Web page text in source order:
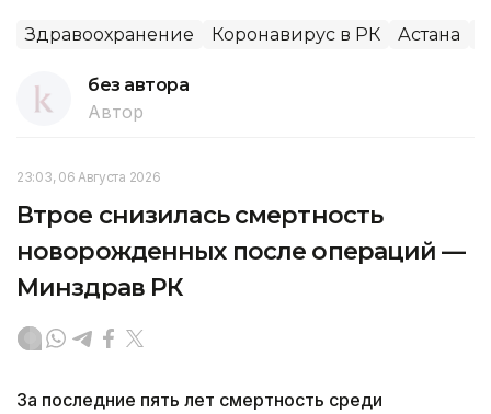
Здравоохранение Коронавирус в РК Астана
без автора
Автор
23:03, 06 Августа 2026
Втрое снизилась смертность
новорожденных после операций —
Минздрав РК
За последние пять лет смертность среди